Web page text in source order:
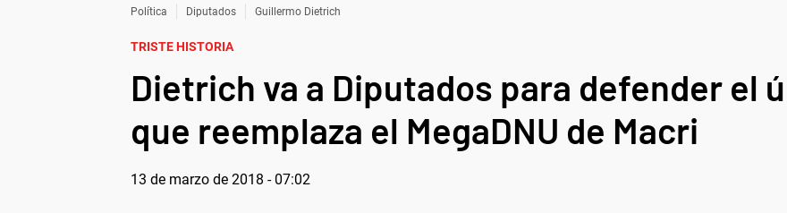
Política Diputados Guillermo Dietrich
TRISTE HISTORIA
Dietrich va a Diputados para defender el
que reemplaza el MegaDNU de Macri
13 de marzo de 2018 - 07:02